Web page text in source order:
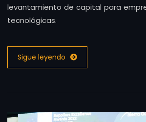
levantamiento de capital para
tecnológicas.
Sigue leyendo